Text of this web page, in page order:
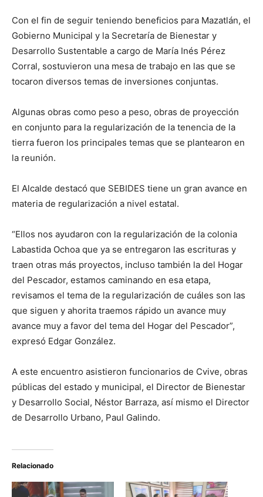
Con el fin de seguir teniendo beneficios para Mazatlán, el
Gobierno Municipal y la Secretaría de Bienestar y
Desarrollo Sustentable a cargo de María Inés Pérez
Corral, sostuvieron una mesa de trabajo en las que se
tocaron diversos temas de inversiones conjuntas.
Algunas obras como peso a peso, obras de proyección
en conjunto para la regularización de la tenencia de la
tierra fueron los principales temas que se plantearon en
la reunión.
El Alcalde destacó que SEBIDES tiene un gran avance en
materia de regularización a nivel estatal.
“Ellos nos ayudaron con la regularización de la colonia
Labastida Ochoa que ya se entregaron las escrituras y
traen otras más proyectos, incluso también la del Hogar
del Pescador, estamos caminando en esa etapa,
revisamos el tema de la regularización de cuáles son las
que siguen y ahorita traemos rápido un avance muy
avance muy a favor del tema del Hogar del Pescador”,
expresó Edgar González.
A este encuentro asistieron funcionarios de Cvive, obras
públicas del estado y municipal, el Director de Bienestar
y Desarrollo Social, Néstor Barraza, así mismo el Director
de Desarrollo Urbano, Paul Galindo.
Relacionado